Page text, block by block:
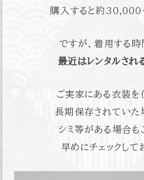
購入すると約30,000
ですが、着用する時
最近はレンタルされ
ご実家にある衣装を
長期保存されてい
シミ等がある場合も
早めにチェックして